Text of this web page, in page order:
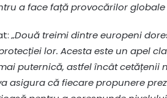
a face față provocărilor globale
„Două treimi dintre europeni
lor. Acesta este un apel
puternică, astfel încât cetățenii
asigura că fiecare propunere